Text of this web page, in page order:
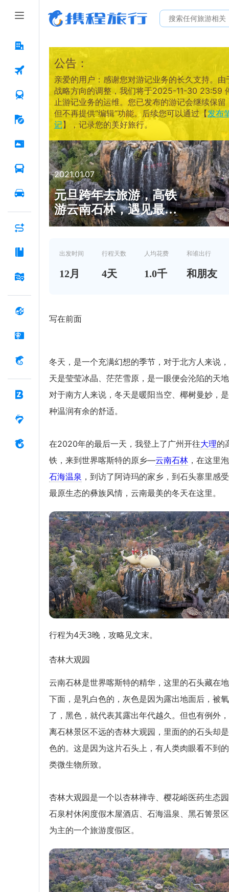
公告：
亲爱的用户：感谢您对游记业务的长久支持。由
战略方向的调整，我们将于2025-11-30 23:59
止游记业务的运维。您已发布的游记会继续保留
但不再提供“编辑”功能。后续您可以通过【发布
记】，记录您的美好旅行。
2021.01.07
元旦跨年去旅游，高铁
游云南石林，遇见最美
的冬天
出发时间
12月
行程天数
4天
人均花费
1.0千
和谁出行
和朋友
写在前面
冬天，是一个充满幻想的季节，对于北方人来说
天是莹莹冰晶、茫茫雪原，是一眼便会沦陷的天
对于南方人来说，冬天是暖阳当空、椰树曼妙，
种温润有余的舒适。
在2020年的最后一天，我登上了广州开往大理的
铁，来到世界喀斯特的原乡—云南石林 ，在这里
石海温泉 ，到访了阿诗玛的家乡，到石头寨里感
最原生态的彝族风情，云南最美的冬天在这里。
行程为4天3晚，攻略见文末。
杏林大观园
云南石林是世界喀斯特的精华，这里的石头藏在
下面，是乳白色的，灰色是因为露出地面后，被
了，黑色，就代表其露出年代越久。但也有例外
离石林景区不远的杏林大观园，里面的的石头却
色的。这是因为这片石头上，有人类肉眼看不到
类微生物所致。
杏林大观园是一个以杏林禅寺、樱花峪医药生态
石泉村休闲度假木屋酒店、石海温泉、黑石箐景区
为主的一个旅游度假区。